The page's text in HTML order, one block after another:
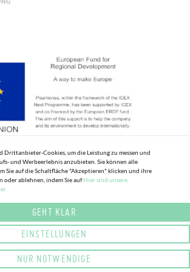
Drittanbieter-Cookies, um die Leistung zu messen und
und Werbeerlebnis anzubieten. Sie können alle
Sie auf die Schaltfläche "Akzeptieren" klicken und ihre
oder ablehnen, indem Sie aufHier sind unsere
GEHT KLAR
EINSTELLUNGEN
NUR NOTWENDIGE